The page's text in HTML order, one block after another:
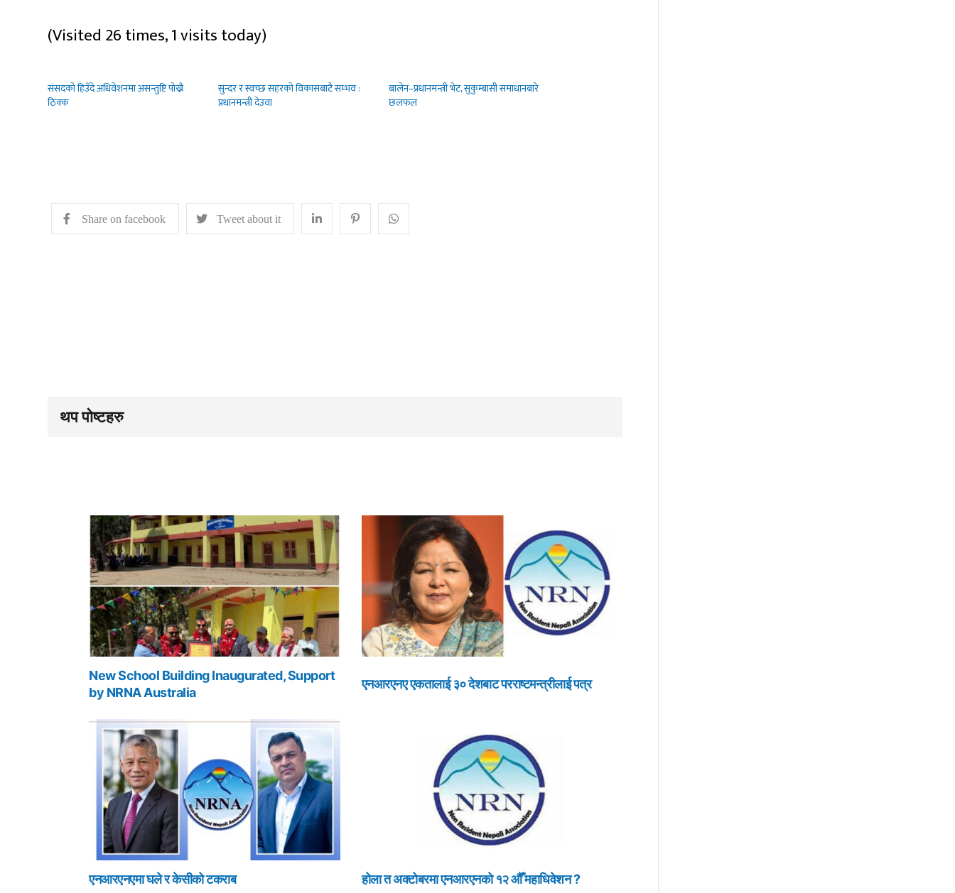
(Visited 26 times, 1 visits today)
संसदको हिउँदे अधिवेशनमा असन्तुष्टि पोख्नै
ठिक्क
सुन्दर र स्वच्छ सहरको विकासबाटै सम्भव :
प्रधानमन्त्री देउवा
बालेन–प्रधानमन्त्री भेट, सुकुम्बासी समाधानबारे
छलफल
Share on facebook Tweet about it
थप पोष्टहरु
New School Building Inaugurated, Support
by NRNA Australia
एनआरएनए एकतालाई ३० देशबाट परराष्टमन्त्रीलाई पत्र
एनआरएनएमा घले र केसीको टकराब होला त अक्टोबरमा एनआरएनको १२ औँ महाधिवेशन ?